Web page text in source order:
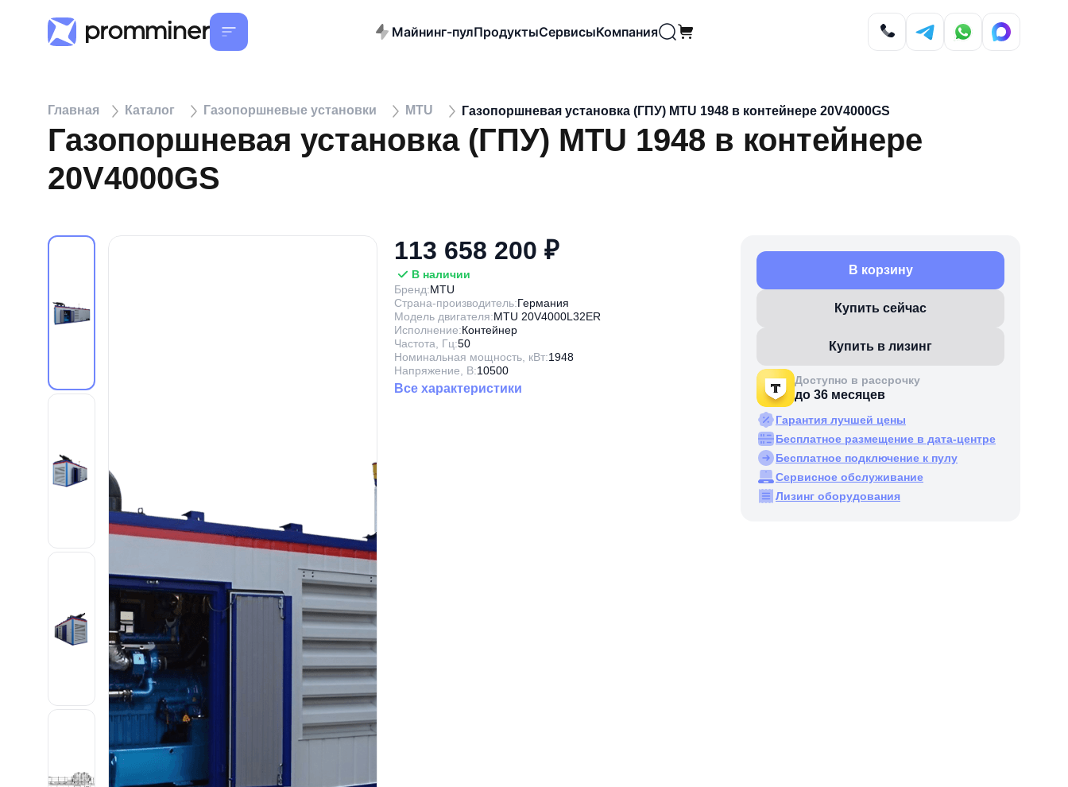
Майнинг-пулПродуктыСервисыКомпания
Главная Каталог Газопоршневые установки MTU Газопоршневая установка (ГПУ) MTU 1948 в контейнере 20V4000GS
Газопоршневая установка (ГПУ) MTU 1948 в контейнере
20V4000GS
113 658 200 ₽
В наличии
Бренд:MTU
Страна-производитель:Германия
Модель двигателя:MTU 20V4000L32ER
Исполнение:Контейнер
Частота, Гц:50
Номинальная мощность, кВт:1948
Напряжение, В:10500
Все характеристики
В корзину
Купить сейчас
Купить в лизинг
Доступно в рассрочку
до 36 месяцев
Гарантия лучшей цены
Бесплатное размещение в дата-центре
Бесплатное подключение к пулу
Сервисное обслуживание
Лизинг оборудования